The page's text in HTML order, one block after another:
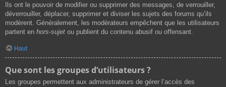
Ils ont le pouvoir de modifier ou supprimer des messages, de verrouiller,
déverrouiller, déplacer, supprimer et diviser les sujets des forums qu’ils
modèrent. Généralement, les modérateurs empêchent que les utilisateurs
partent en hors-sujet ou publient du contenu abusif ou offensant.
Haut
Que sont les groupes d’utilisateurs ?
Les groupes permettent aux administrateurs de gérer l’accès des